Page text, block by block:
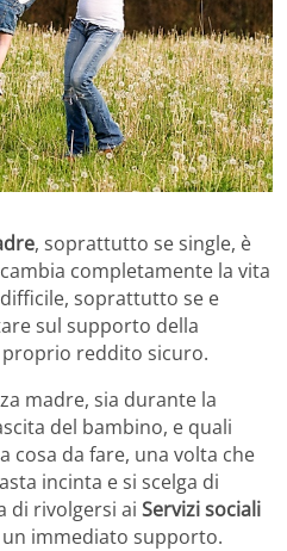
, soprattutto se single, è
completamente la vita
soprattutto se e
sul supporto della
reddito sicuro.
madre, sia durante la
del bambino, e quali
cosa da fare, una volta che
incinta e si scelga di
di rivolgersi ai Servizi sociali
immediato supporto.